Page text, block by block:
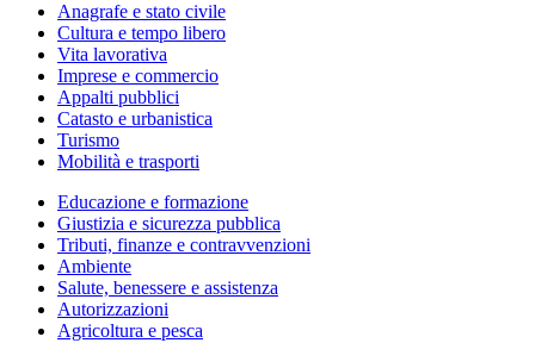
Anagrafe e stato civile
Cultura e tempo libero
Vita lavorativa
Imprese e commercio
Appalti pubblici
Catasto e urbanistica
Turismo
Mobilità e trasporti
Educazione e formazione
Giustizia e sicurezza pubblica
Tributi, finanze e contravvenzioni
Ambiente
Salute, benessere e assistenza
Autorizzazioni
Agricoltura e pesca